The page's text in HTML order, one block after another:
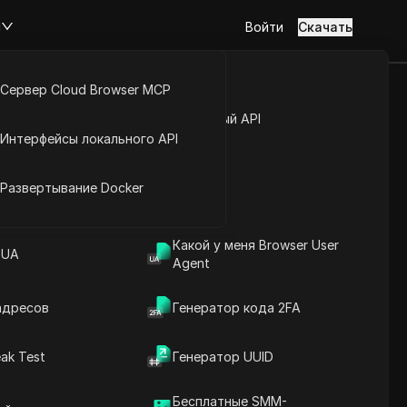
Открытый API
Какой у меня Browser User
Agent
Генератор кода 2FA
Test Генератор UUID
Бесплатные SMM-
Сервер Cloud Browser MCP
Интерфейсы локального API
Развертывание Docker
Войти Скачать
в одном
нового профиля Facebook
Введение в содержание